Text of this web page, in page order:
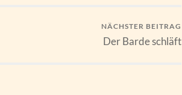
NÄCHSTER BEITRAG
Der Barde schläft